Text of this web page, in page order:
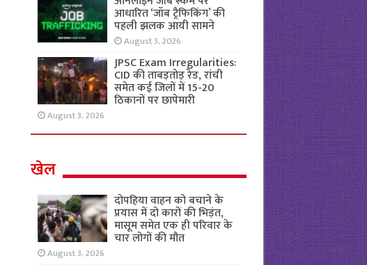
आधारित ‘जॉब ट्रैफिकिंग’ की
पहली झलक आयी सामने
August 3, 2026
JPSC Exam Irregularities:
CID की ताबड़तोड़ रेड, रांची
समेत कई जिलों में 15-20
ठिकानों पर छापेमारी
August 3, 2026
खेल
दोपहिया वाहन को बचाने के
प्रयास में दो कारों की भिड़ंत,
मासूम समेत एक ही परिवार के
चार लोगों की मौत
August 3, 2026